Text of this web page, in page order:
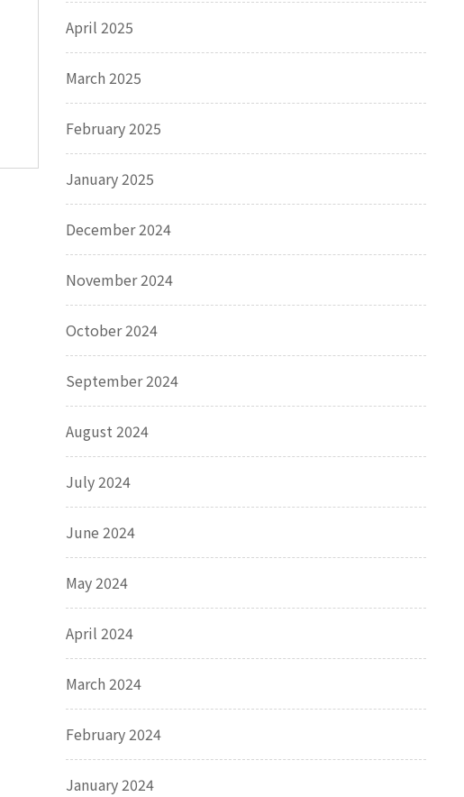
April 2025
March 2025
February 2025
January 2025
December 2024
November 2024
October 2024
September 2024
August 2024
July 2024
June 2024
May 2024
April 2024
March 2024
February 2024
January 2024